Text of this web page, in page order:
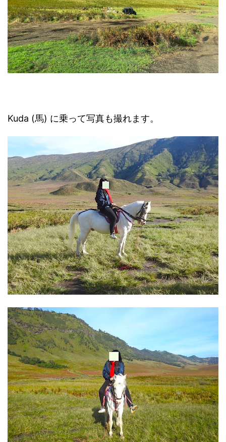
Kuda (馬) に乗って写真も撮れます。